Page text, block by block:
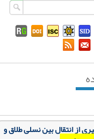
از انتقال بین نسلی طلاق و